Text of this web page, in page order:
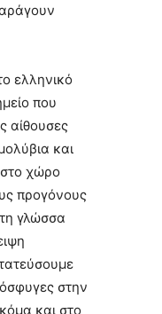
ελληνικό
που
αίθουσες
και
χώρο
προγόνους
γλώσσα
στην
και στο